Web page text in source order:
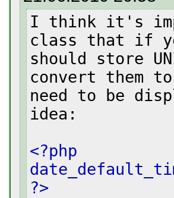
I think it's
class that if
should store
convert them
need to be
idea:
<?php
?>